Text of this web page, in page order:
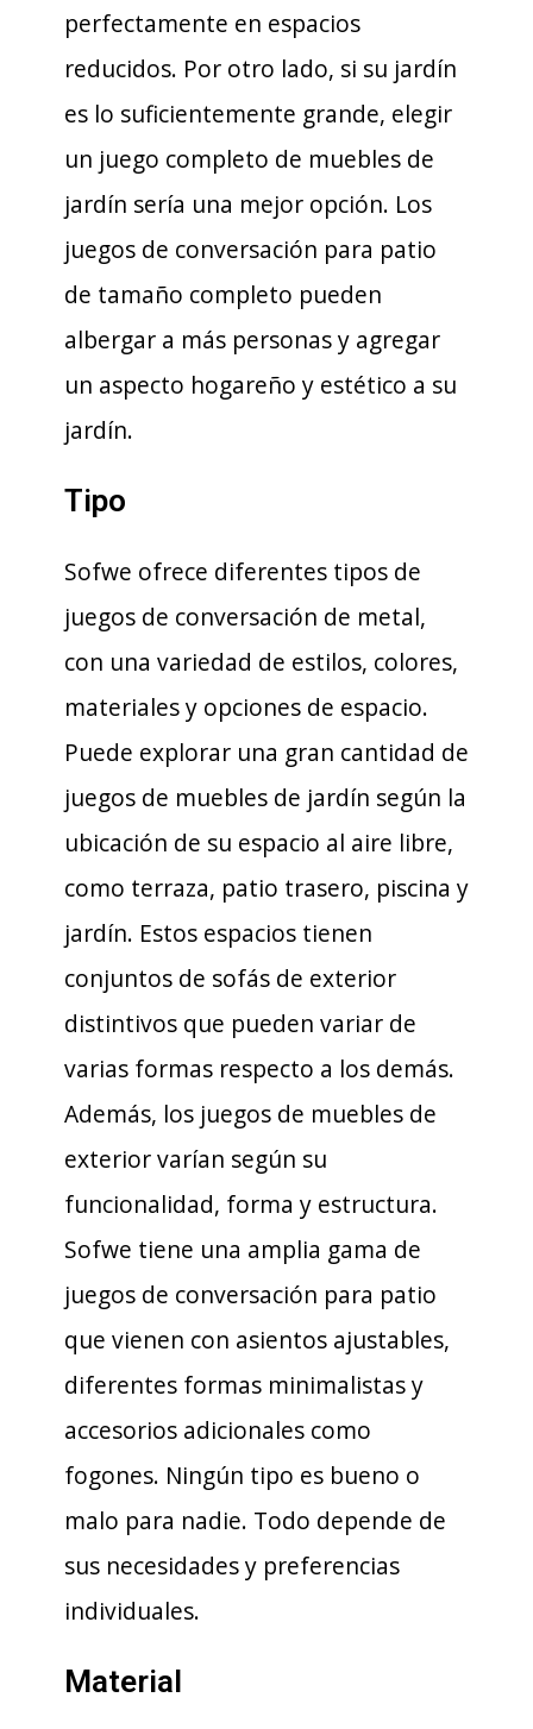
perfectamente en espacios
reducidos. Por otro lado, si su jardín
es lo suficientemente grande, elegir
un juego completo de muebles de
jardín sería una mejor opción. Los
juegos de conversación para patio
de tamaño completo pueden
albergar a más personas y agregar
un aspecto hogareño y estético a su
jardín.
Tipo
Sofwe ofrece diferentes tipos de
juegos de conversación de metal,
con una variedad de estilos, colores,
materiales y opciones de espacio.
Puede explorar una gran cantidad de
juegos de muebles de jardín según la
ubicación de su espacio al aire libre,
como terraza, patio trasero, piscina y
jardín. Estos espacios tienen
conjuntos de sofás de exterior
distintivos que pueden variar de
varias formas respecto a los demás.
Además, los juegos de muebles de
exterior varían según su
funcionalidad, forma y estructura.
Sofwe tiene una amplia gama de
juegos de conversación para patio
que vienen con asientos ajustables,
diferentes formas minimalistas y
accesorios adicionales como
fogones. Ningún tipo es bueno o
malo para nadie. Todo depende de
sus necesidades y preferencias
individuales.
Material